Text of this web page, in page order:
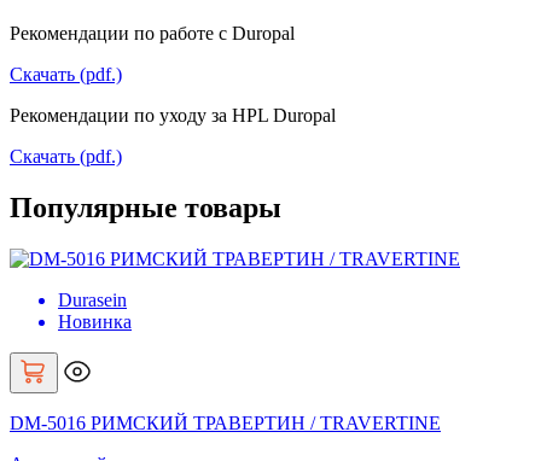
Рекомендации по работе с Duropal
Скачать (pdf.)
Рекомендации по уходу за HPL Duropal
Скачать (pdf.)
Популярные товары
Durasein
Новинка
DM-5016 РИМСКИЙ ТРАВЕРТИН / TRAVERTINE